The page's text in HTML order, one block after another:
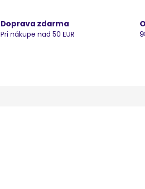
Doprava zdarma
Pri nákupe nad 50 EUR